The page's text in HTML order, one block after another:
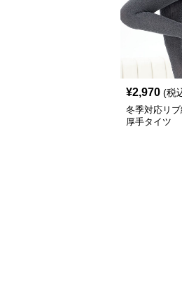
¥2,970 (税
冬季対応リ
厚手タイツ